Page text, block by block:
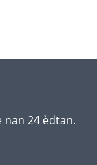
24 èdtan.